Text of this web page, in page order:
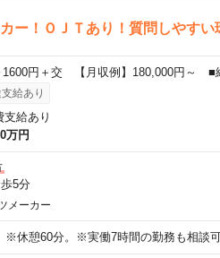
ー！ＯＪＴあり！質問しやすい
1600円＋交 【月収例】180,000円～ ■
給あり
支給あり
万円
5分
メーカー
休憩60分。※実働7時間の勤務も相談可